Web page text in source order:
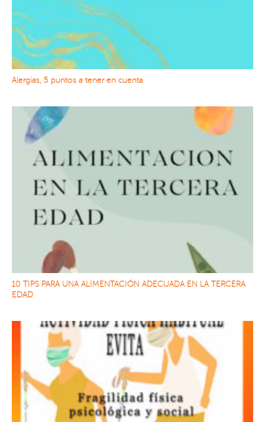
Alergias, 5 puntos a tener en cuenta
10 TIPS PARA UNA ALIMENTACIÓN ADECUADA EN LA TERCERA
EDAD